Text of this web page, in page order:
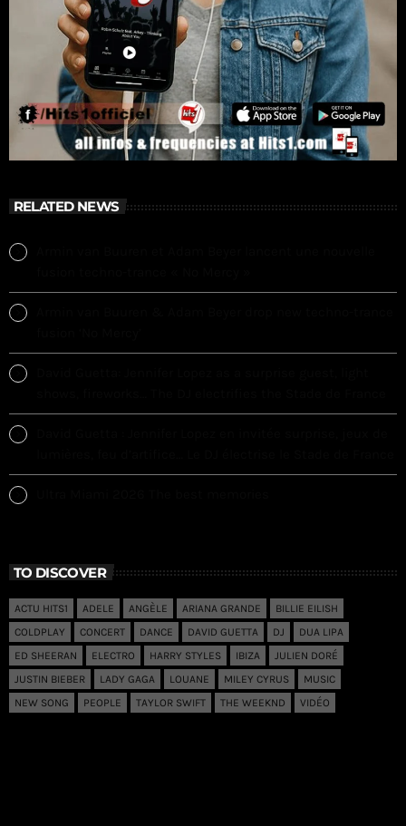
RELATED NEWS
TO DISCOVER
ACTU HITS1 ADELE ANGÈLE ARIANA GRANDE
BILLIE EILISH
COLDPLAY
CONCERT DANCE DAVID GUETTA DJ
DUA LIPA
ED SHEERAN
ELECTRO HARRY STYLES IBIZA
JULIEN DORÉ
JUSTIN BIEBER
LADY GAGA LOUANE MILEY CYRUS
MUSIC
NEW SONG
PEOPLE TAYLOR SWIFT THE WEEKND VIDÉO